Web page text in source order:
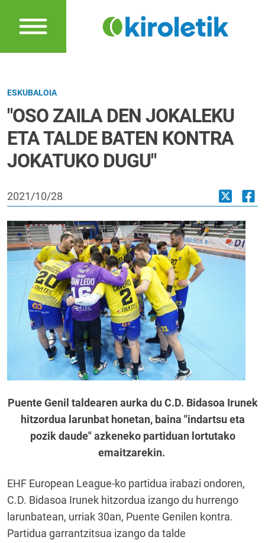
ESKUBALOIA
"OSO ZAILA DEN JOKALEKU
ETA TALDE BATEN KONTRA
JOKATUKO DUGU"
2021/10/28
Puente Genil taldearen aurka du C.D. Bidasoa Irunek
hitzordua larunbat honetan, baina "indartsu eta
pozik daude" azkeneko partiduan lortutako
emaitzarekin.
EHF European League-ko partidua irabazi ondoren,
C.D. Bidasoa Irunek hitzordua izango du hurrengo
larunbatean, urriak 30an, Puente Genilen kontra.
Partidua garrantzitsua izango da talde